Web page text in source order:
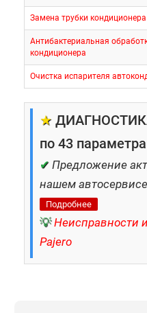
Замена трубки кондиционера
Антибактериальная
кондиционера
Очистка испарителя
★
по 43
✔ Предложение
нашем
Подробнее
💡 Неисправности
Pajero